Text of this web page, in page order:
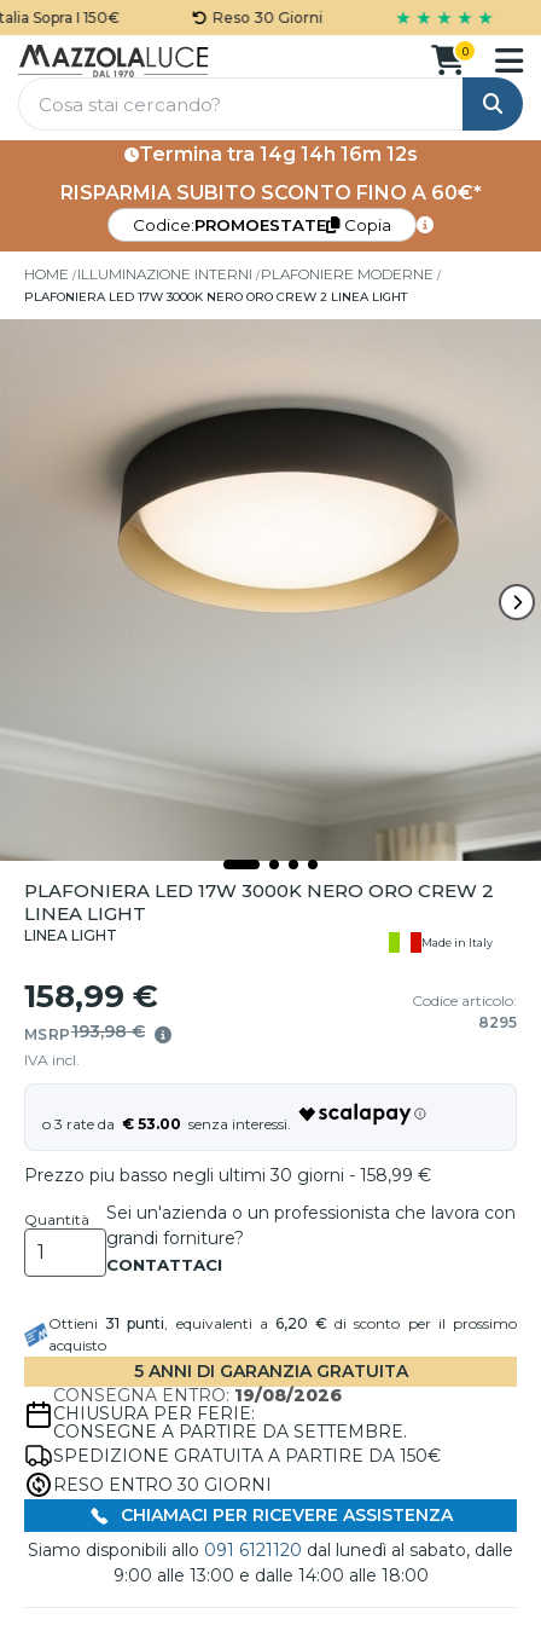
Sopra I 150€ Reso 30 Giorni ★ ★ ★ ★ ★
Cerca
0
Termina tra 14g 14h 16m 12s
RISPARMIA SUBITO SCONTO FINO A 60€*
Codice:PROMOESTATE Copia
HOME ILLUMINAZIONE INTERNI PLAFONIERE MODERNE
PLAFONIERA LED 17W 3000K NERO ORO CREW 2 LINEA LIGHT
PLAFONIERA LED 17W 3000K NERO ORO CREW 2
LINEA LIGHT
LINEA LIGHT Made in Italy
158,99 €
MSRP193,98 €
IVA incl.
Codice articolo:
8295
€ 53.00
Prezzo piu basso negli ultimi 30 giorni - 158,99 €
Quantità
Sei un'azienda o un professionista che lavora con
grandi forniture?
Ottieni31 punti, equivalenti a 6,20 € di sconto per il prossimo
acquisto
5 ANNI DI GARANZIA GRATUITA
CONSEGNA ENTRO: 19/08/2026
CHIUSURA PER FERIE:
CONSEGNE A PARTIRE DA SETTEMBRE.
SPEDIZIONE GRATUITA A PARTIRE DA 150€
RESO ENTRO 30 GIORNI
CHIAMACI PER RICEVERE ASSISTENZA
Siamo disponibili allo 091 6121120 dal lunedì al sabato, dalle
9:00 alle 13:00 e dalle 14:00 alle 18:00